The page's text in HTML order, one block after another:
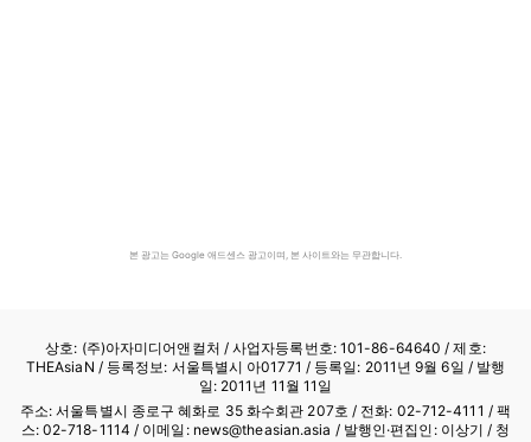
본 광고는 Google 애드센스 광고이며, 본 사이트와는 무관합니다.
상호: (주)아자미디어앤컬처 /사업자등록번호: 101-86-64640 / 제호:
THEAsiaN / 등록정보: 서울특별시 아01771 / 등록일: 2011년 9월 6일 / 발행
일: 2011년 11월 11일
주소: 서울특별시 종로구 혜화로 35 화수회관 207호 / 전화: 02-712-4111 / 팩
스: 02-718-1114 / 이메일: news@theasian.asia / 발행인·편집인: 이상기 / 청